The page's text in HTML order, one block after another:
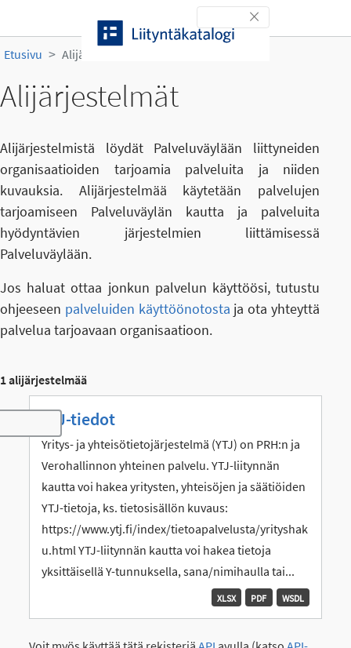
Toggle navigation
Etusivu Alijärjestelmät
Alijärjestelmät
Alijärjestelmistä löydät Palveluväylään liittyneiden
organisaatioiden tarjoamia palveluita ja niiden
kuvauksia. Alijärjestelmää käytetään palvelujen
tarjoamiseen Palveluväylän kautta ja palveluita
hyödyntävien järjestelmien liittämisessä
Palveluväylään.
Jos haluat ottaa jonkun palvelun käyttöösi, tutustu
ohjeeseen palveluiden käyttöönotosta ja ota yhteyttä
palvelua tarjoavaan organisaatioon.
1 alijärjestelmää
Toggle navigation
YTJ-tiedot
Yritys- ja yhteisötietojärjestelmä (YTJ) on PRH:n ja
Verohallinnon yhteinen palvelu. YTJ-liitynnän
kautta voi hakea yritysten, yhteisöjen ja säätiöiden
YTJ-tietoja, ks. tietosisällön kuvaus:
https://www.ytj.fi/index/tietoapalvelusta/yrityshak
u.html YTJ-liitynnän kautta voi hakea tietoja
yksittäisellä Y-tunnuksella, sana/nimihaulla tai...
WSDL
PDF
XLSX